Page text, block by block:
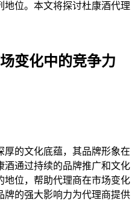
位。本文将探讨杜康酒代理
化中的竞争力
的文化底蕴，其品牌形象在
酒通过持续的品牌推广和文化
地位，帮助代理商在市场变化
牌的强大影响力为代理商提供